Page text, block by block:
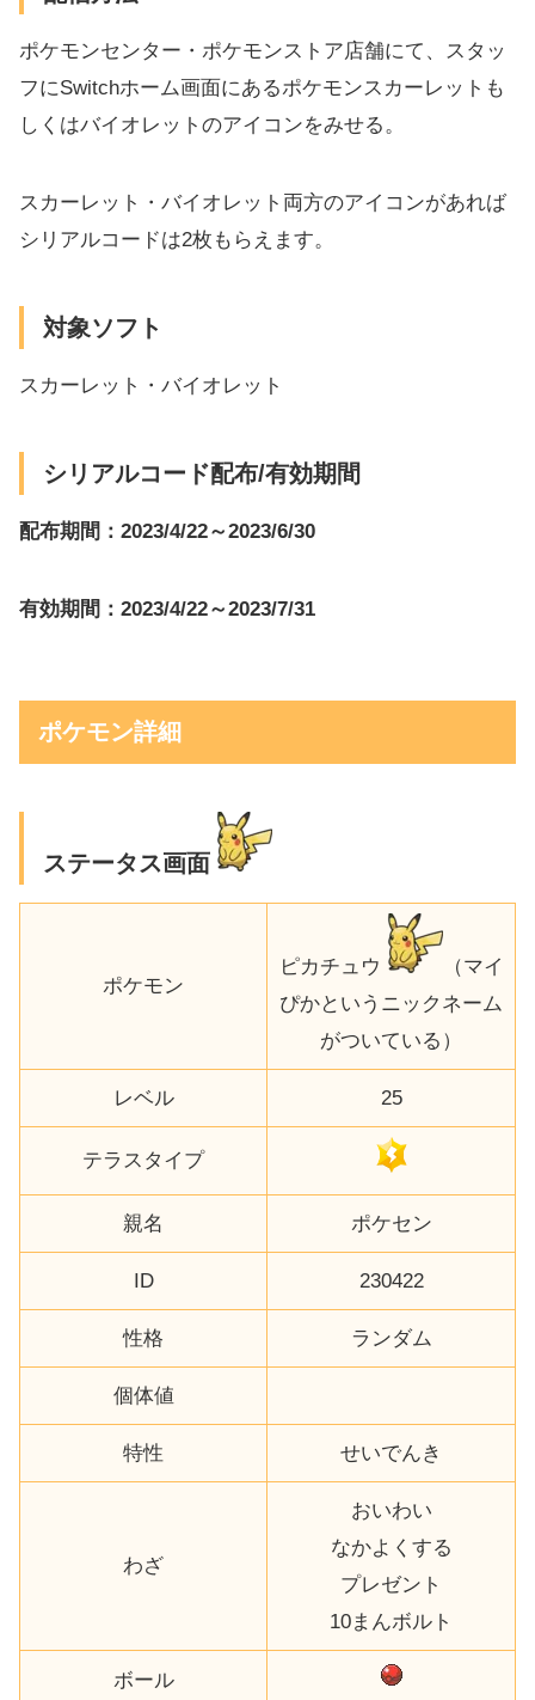
ポケモンセンター・ポケモンストア店舗にて、スタッ
フにSwitchホーム画面にあるポケモンスカーレットも
しくはバイオレットのアイコンをみせる。
スカーレット・バイオレット両方のアイコンがあれば
シリアルコードは2枚もらえます。
対象ソフト
スカーレット・バイオレット
シリアルコード配布/有効期間
配布期間：2023/4/22～2023/6/30
有効期間：2023/4/22～2023/7/31
ポケモン詳細
ステータス画面
ポケモン
ピカチュウ
（マイ
ぴかというニックネーム
がついている）
レベル 25
テラスタイプ
親名 ポケセン
ID 230422
性格 ランダム
個体値
特性 せいでんき
わざ
おいわい
なかよくする
プレゼント
10まんボルト
ボール